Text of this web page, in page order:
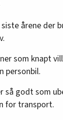
årene der
som knapt
personbil.
så godt som
for transport.